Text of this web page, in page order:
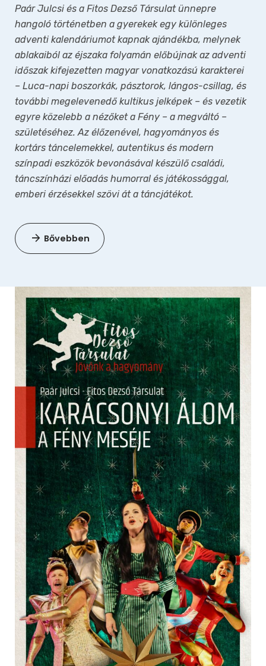
Paár Julcsi és a Fitos Dezső Társulat ünnepre
hangoló történetben a gyerekek egy különleges
adventi kalendáriumot kapnak ajándékba, melynek
ablakaiból az éjszaka folyamán előbújnak az adventi
időszak kifejezetten magyar vonatkozású karakterei
– Luca-napi boszorkák, pásztorok, lángos-csillag, és
további megelevenedő kultikus jelképek – és vezetik
egyre közelebb a nézőket a Fény – a megváltó –
születéséhez. Az élőzenével, hagyományos és
kortárs táncelemekkel, autentikus és modern
színpadi eszközök bevonásával készülő családi,
táncszínházi előadás humorral és játékossággal,
emberi érzésekkel szövi át a táncjátékot.
Bővebben